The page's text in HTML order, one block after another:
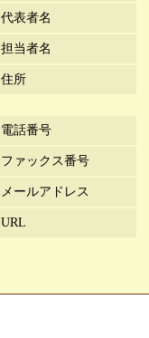
代表者名
担当者名
住所
電話番号
ファックス番号
メールアドレス
URL